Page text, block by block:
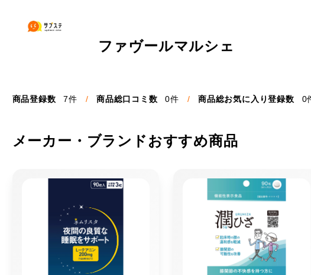
ファヴールマルシェ
商品登録数 7件 商品総口コミ数 0件 商品総お気に入り登録数 0
メーカー・ブランドおすすめ商品